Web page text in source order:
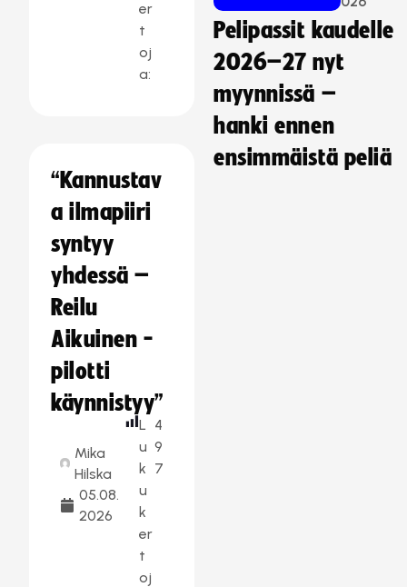
er
t
oj
a:
“Kannustav
a ilmapiiri
syntyy
yhdessä –
Reilu
Aikuinen -
pilotti
käynnistyy”
Mika
Hilska
05.08.
2026
L
u
k
u
k
er
t
oj
4
9
7
Pelipassit kaudelle
2026–27 nyt
myynnissä –
hanki ennen
ensimmäistä peliä